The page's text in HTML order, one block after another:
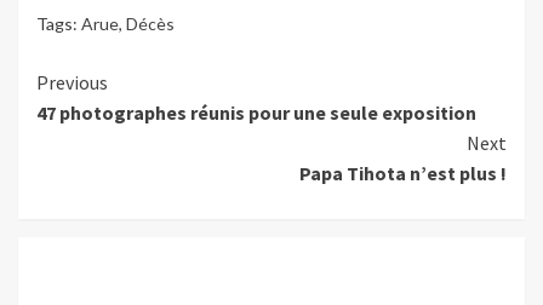
Tags: Arue, Décès
Continue
Reading
Previous
47 photographes réunis pour une seule exposition
Next
Papa Tihota n’est plus !